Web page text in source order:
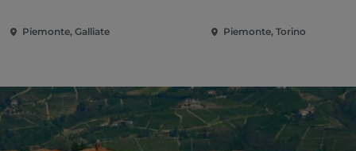
Piemonte, Galliate Piemonte, Torino